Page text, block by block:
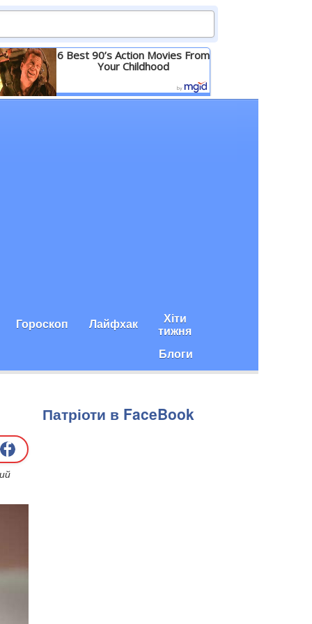
6 Best 90’s Action Movies From
Your Childhood
Детальніше
Гороскоп Лайфхак Хіти
тижня
Блоги
Патріоти в FaceBook